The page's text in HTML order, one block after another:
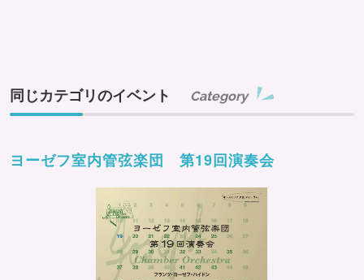
同じカテゴリのイベント Category
ヨーゼフ室内管弦楽団 第19回演奏会